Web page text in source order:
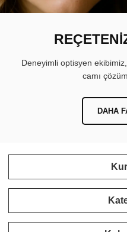
Deneyimli optisyen
camı
DAHA